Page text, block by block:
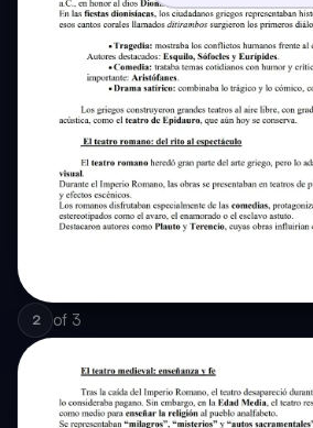
2 of 3